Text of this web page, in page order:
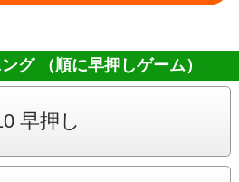
グ （順に早押しゲーム）
早押し